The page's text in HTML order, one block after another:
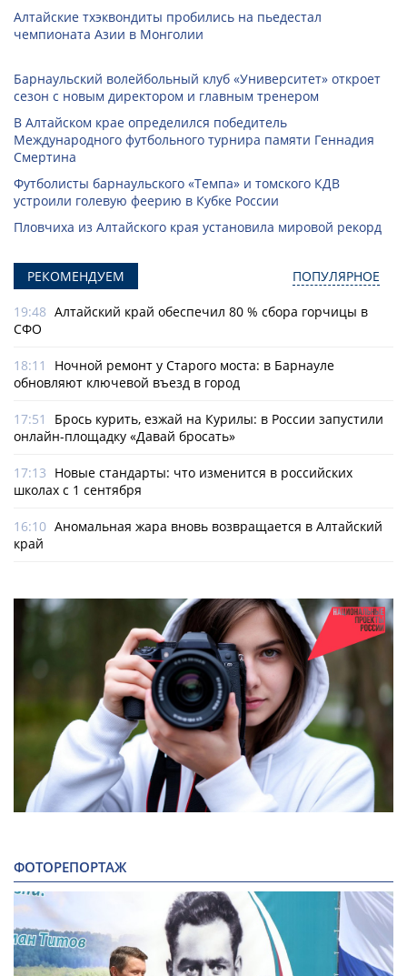
Алтайские тхэквондиты пробились на пьедестал
чемпионата Азии в Монголии
Барнаульский волейбольный клуб «Университет» откроет
сезон с новым директором и главным тренером
В Алтайском крае определился победитель
Международного футбольного турнира памяти Геннадия
Смертина
Футболисты барнаульского «Темпа» и томского КДВ
устроили голевую феерию в Кубке России
Пловчиха из Алтайского края установила мировой рекорд
РЕКОМЕНДУЕМ ПОПУЛЯРНОЕ
19:48 Алтайский край обеспечил 80 % сбора горчицы в
СФО
18:11
Ночной ремонт у Старого моста: в Барнауле
обновляют ключевой въезд в город
17:51
Брось курить, езжай на Курилы: в России запустили
онлайн-­площадку «Давай бросать»
17:13 Новые стандарты: что изменится в российских
школах с 1 сентября
16:10 Аномальная жара вновь возвращается в Алтайский
край
ФОТОРЕПОРТАЖ